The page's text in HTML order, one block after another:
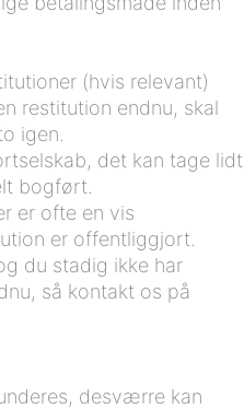
(hvis relevant)
restitution endnu, skal
igen.
det kan tage lidt
bogført.
er ofte en vis
er offentliggjort.
du stadig ikke har
så kontakt os på
desværre kan